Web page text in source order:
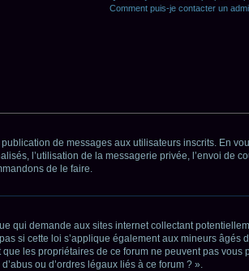
Comment puis-je contacter un
de messages aux utilisateurs inscrits. En
l’utilisation de la messagerie privée, l’envoi de
de le faire.
qui demande aux sites internet collectant
si cette loi s’applique également aux mineurs
les propriétaires de ce forum ne peuvent pas
ou d’ordres légaux liés à ce forum ? ».